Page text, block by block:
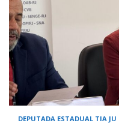
DEPUTADA ESTADUAL TIA JU